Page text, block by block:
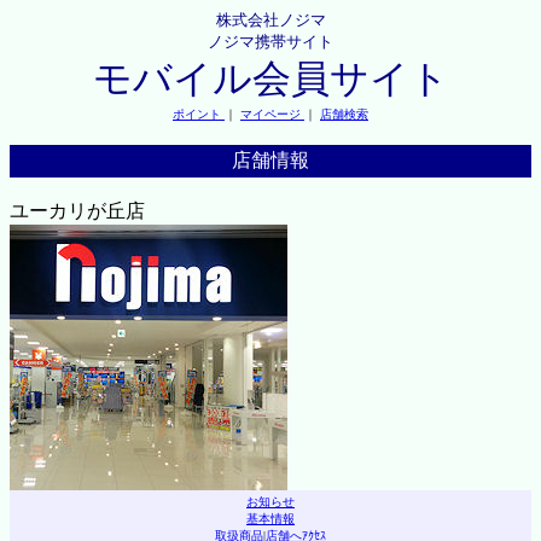
株式会社ノジマ
ノジマ携帯サイト
モバイル会員サイト
ポイント ｜ マイページ ｜ 店舗検索
店舗情報
ユーカリが丘店
お知らせ
基本情報
取扱商品|店舗へｱｸｾｽ